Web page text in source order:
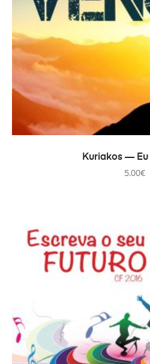
В
Kuriakos — Eu
5.00€